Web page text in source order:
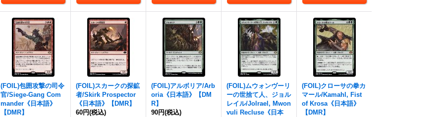
(FOIL)包囲攻撃の司令
官/Siege-Gang Com
mander《日本語》
【DMR】
(FOIL)スカークの探鉱
者/Skirk Prospector
《日本語》【DMR】
60円(税込)
(FOIL)アルボリア/Arb
oria《日本語》【DM
R】
90円(税込)
(FOIL)ムウォンヴーリ
ーの世捨て人、ジョル
レイル/Jolrael, Mwon
vuli Recluse《日本
(FOIL)クローサの拳カ
マール/Kamahl, Fist
of Krosa《日本語》
【DMR】